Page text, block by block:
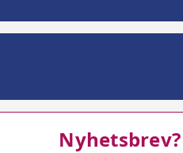
Nyhetsbrev?